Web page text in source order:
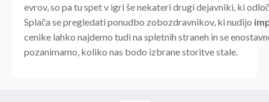
evrov, so pa tu spet v igri še nekateri drugi dejavniki, ki
Splača se pregledati ponudbo zobozdravnikov, ki nudijo
cenike lahko najdemo tudi na spletnih straneh in se
pozanimamo, koliko nas bodo izbrane storitve stale.